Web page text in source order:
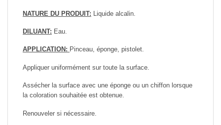
NATURE DU PRODUIT: Liquide alcalin.
DILUANT: Eau.
APPLICATION: Pinceau, éponge, pistolet.
Appliquer uniformément sur toute la surface.
Assécher la surface avec une éponge ou un chiffon lorsque
la coloration souhaitée est obtenue.
Renouveler si nécessaire.